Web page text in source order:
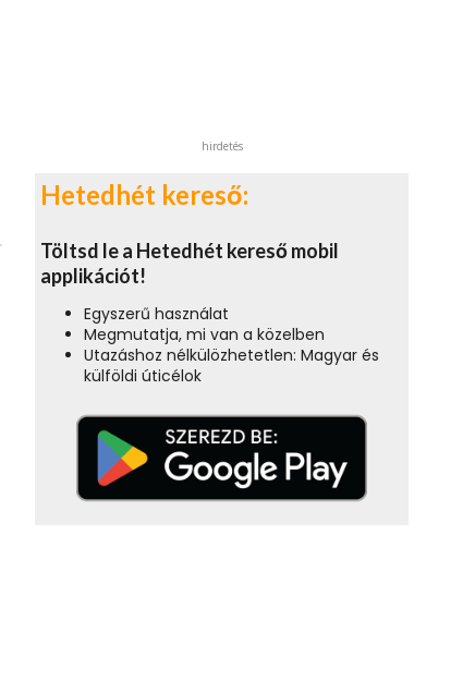
hirdetés
Hetedhét kereső:
Töltsd le a Hetedhét kereső mobil
applikációt!
Egyszerű használat
Megmutatja, mi van a közelben
Utazáshoz nélkülözhetetlen: Magyar és
külföldi úticélok